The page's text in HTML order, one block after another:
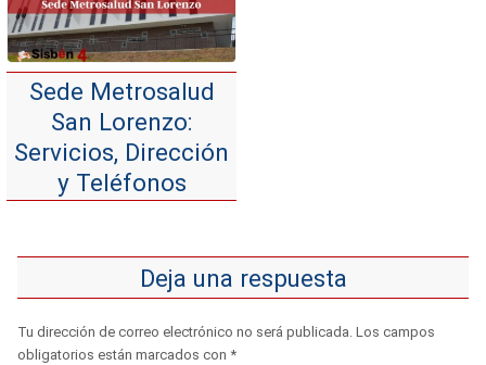
Sede Metrosalud
San Lorenzo:
Servicios, Dirección
y Teléfonos
Deja una respuesta
Tu dirección de correo electrónico no será publicada. Los campos
obligatorios están marcados con *